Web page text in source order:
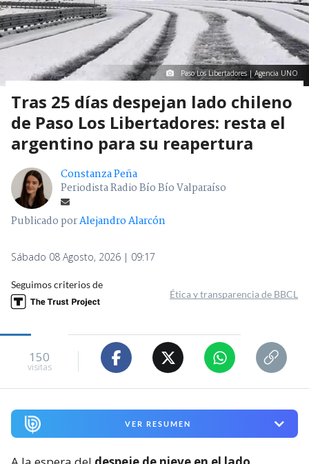
Paso Los Libertadores | Agencia UNO
Tras 25 días despejan lado chileno
de Paso Los Libertadores: resta el
argentino para su reapertura
Constanza Peña
Periodista Radio Bío Bío Valparaíso
Publicado porAlejandro Alarcón
Sábado 08 Agosto, 2026 | 09:17
Seguimos criterios de
Ética y transparencia de BBCL
150
visitas
VER RESUMEN